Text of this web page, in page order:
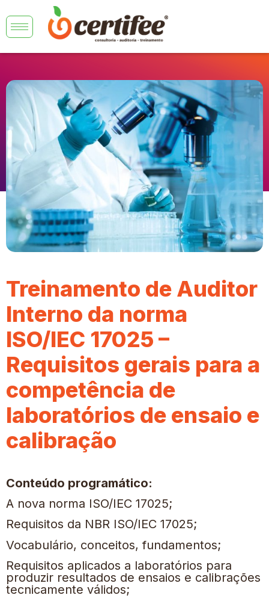
Treinamento de Auditor
Interno da norma
ISO/IEC 17025 –
Requisitos gerais para a
competência de
laboratórios de ensaio e
calibração
Conteúdo programático:
A nova norma ISO/IEC 17025;
Requisitos da NBR ISO/IEC 17025;
Vocabulário, conceitos, fundamentos;
Requisitos aplicados a laboratórios para
produzir resultados de ensaios e calibrações
tecnicamente válidos;